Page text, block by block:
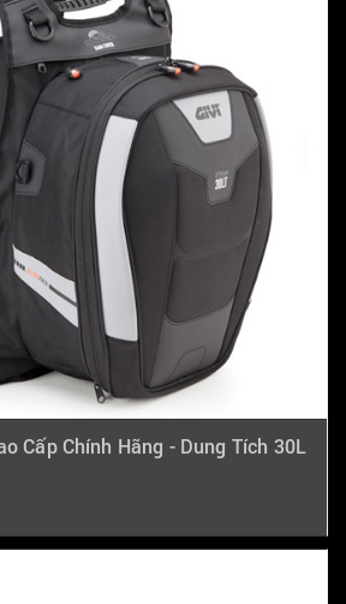
Cấp Chính Hãng - Dung Tích 30L